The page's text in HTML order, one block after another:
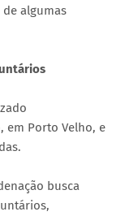
algumas
em Porto Velho, e
busca